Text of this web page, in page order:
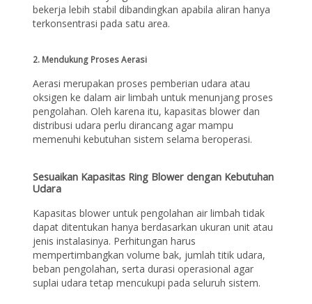
bekerja lebih stabil dibandingkan apabila aliran hanya
terkonsentrasi pada satu area.
2. Mendukung Proses Aerasi
Aerasi merupakan proses pemberian udara atau
oksigen ke dalam air limbah untuk menunjang proses
pengolahan. Oleh karena itu, kapasitas blower dan
distribusi udara perlu dirancang agar mampu
memenuhi kebutuhan sistem selama beroperasi.
Sesuaikan Kapasitas Ring Blower dengan Kebutuhan
Udara
Kapasitas blower untuk pengolahan air limbah tidak
dapat ditentukan hanya berdasarkan ukuran unit atau
jenis instalasinya. Perhitungan harus
mempertimbangkan volume bak, jumlah titik udara,
beban pengolahan, serta durasi operasional agar
suplai udara tetap mencukupi pada seluruh sistem.